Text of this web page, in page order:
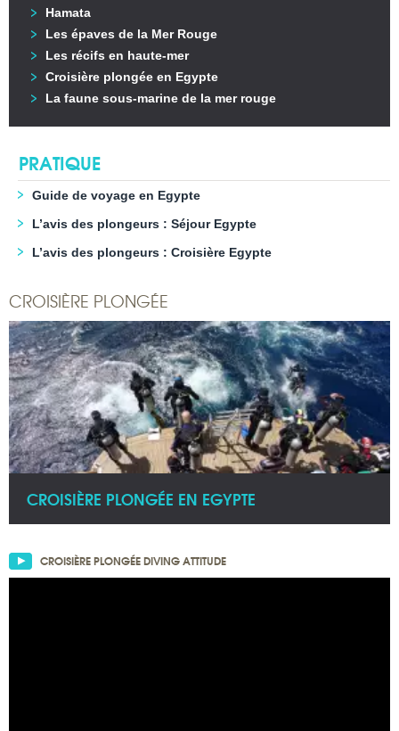
Hamata
Les épaves de la Mer Rouge
Les récifs en haute-mer
Croisière plongée en Egypte
La faune sous-marine de la mer rouge
PRATIQUE
Guide de voyage en Egypte
L’avis des plongeurs : Séjour Egypte
L’avis des plongeurs : Croisière Egypte
CROISIÈRE PLONGÉE
CROISIÈRE PLONGÉE EN EGYPTE
CROISIÈRE PLONGÉE DIVING ATTITUDE